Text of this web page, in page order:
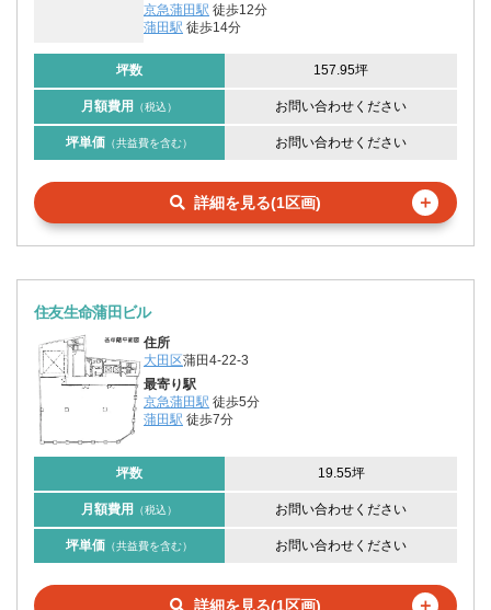
京急蒲田駅 徒歩12分
蒲田駅 徒歩14分
坪数 157.95坪
月額費用 （税込） お問い合わせください
坪単価 （共益費を含む） お問い合わせください
詳細を見る(1区画) ＋
住友生命蒲田ビル
住所
大田区蒲田4-22-3
最寄り駅
京急蒲田駅 徒歩5分
蒲田駅 徒歩7分
坪数 19.55坪
月額費用 （税込） お問い合わせください
坪単価 （共益費を含む） お問い合わせください
詳細を見る(1区画) ＋